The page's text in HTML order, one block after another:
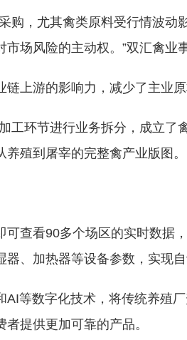
购，尤其禽类原料受行情波
场风险的主动权。”双汇禽业
上游的影响力，减少了主业
工环节进行业务拆分，成立
殖到屠宰的完整禽产业版图。
查看90多个场区的实时数据
、加热器等设备参数，实现
等数字化技术，将传统养殖
提供更加可靠的产品。